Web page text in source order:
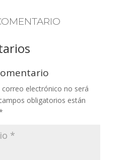
correo electrónico no será
obligatorios están